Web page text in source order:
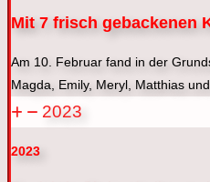
Mit 7 frisch gebackenen
Am 10. Februar fand in der
Magda, Emily, Meryl, Matthias
2023
2023